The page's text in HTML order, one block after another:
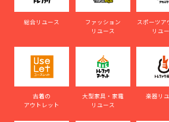
総合リユース
ファッション
リユース
スポーツア
リユ
古着の
アウトレット
大型家具・家電
リユース
楽器リ